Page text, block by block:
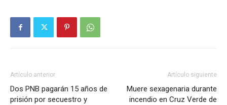
Artículo anterior
Dos PNB pagarán 15 años de
prisión por secuestro y
Artículo siguiente
Muere sexagenaria durante
incendio en Cruz Verde de